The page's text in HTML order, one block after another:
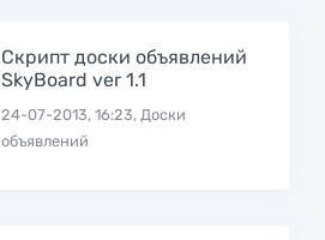
Скрипт доски объявлений
SkyBoard ver 1.1
24-07-2013, 16:23, Доски
объявлений